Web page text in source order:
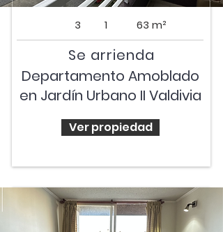
3 1 63 m²
Se arrienda
Departamento Amoblado
en Jardín Urbano II Valdivia
Ver propiedad